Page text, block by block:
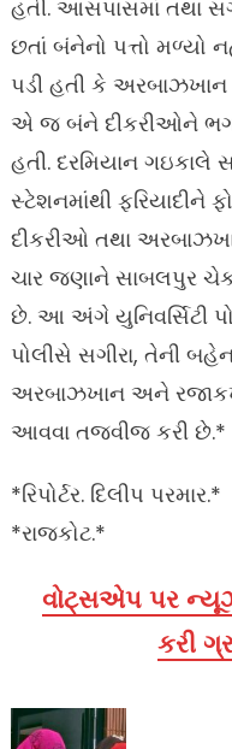
હતી. આસપાસમાં તથા
છતાં બંનેનો પત્તો મળ્યો
પડી હતી કે
એ જ બંને દીકરીઓને
હતી. દરમિયાન ગઇકાલે
સ્ટેશનમાંથી ફરિયાદીને
દીકરીઓ તથા
ચાર જણાને સાબલપુર
છે. આ અંગે યુનિવર્સિટી
પોલીસે સગીરા, તેની
અરબાઝખાન અને
આવવા તજવીજ કરી છે.*
*રિપોર્ટર. દિલીપ પરમાર.*
*રાજકોટ.*
વોટ્સએપ પર
કરી